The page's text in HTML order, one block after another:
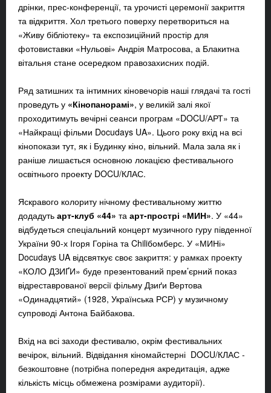
дрінки, прес-конференції, та урочисті церемонії закриття
та відкриття. Хол третього поверху перетвориться на
«Живу бібліотеку» та експозиційний простір для
фотовиставки «Нульові» Андрія Матросова, а Блакитна
вітальня стане осередком правозахисних подій.
Ряд затишних та інтимних кіновечорів наші глядачі та гості
проведуть у «Кінопанорамі», у великій залі якої
проходитимуть вечірні сеанси програм «DOCU/АРТ» та
«Найкращі фільми Docudays UA». Цього року вхід на всі
кінопокази тут, як і Будинку кіно, вільний. Мала зала як і
раніше лишається основною локацією фестивального
освітнього проекту DOCU/КЛАС.
Яскравого колориту нічному фестивальному життю
додадуть арт-клуб «44» та арт-прострі «МИН». У «44»
відбудеться спеціальний концерт музичного гуру південної
України 90-х Ігоря Горіна та Chiliбомберс. У «МИНі»
Docudays UA відсвяткує своє закриття: у рамках проекту
«КОЛО ДЗИҐИ» буде презентований прем’єрний показ
відреставрованої версії фільму Дзиґи Вертова
«Одинадцятий» (1928, Українська РСР) у музичному
супроводі Антона Байбакова.
Вхід на всі заходи фестивалю, окрім фестивальних
вечірок, вільний. Відвідання кіномайстерні DOCU/КЛАС -
безкоштовне (потрібна попередня акредитація, адже
кількість місць обмежена розмірами аудиторії).